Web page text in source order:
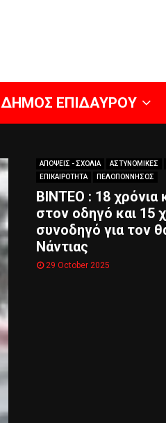
ΔΗΜΟΣ ΕΠΙΔΑΥΡΟΥ
ΑΠΟΨΕΙΣ - ΣΧΟΛΙΑ ΑΣΤΥΝΟΜΙΚΕΣ
ΕΠΙΚΑΙΡΟΤΗΤΑ
ΠΕΛΟΠΟΝΝΗΣΟΣ
BINTEO : 18 χρόνια
στον οδηγό και 15
συνοδηγό για τον
Νάντιας
29 October 2025